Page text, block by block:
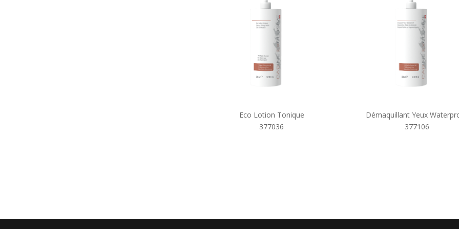
Eco Lotion Tonique
377036
​Démaquillant Yeux
377106